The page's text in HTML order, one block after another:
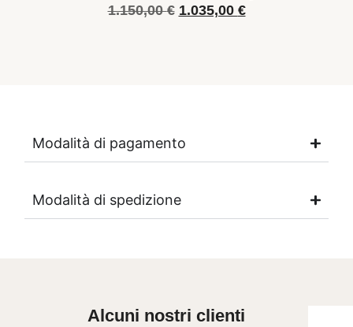
1.150,00€ 1.035,00 €
Modalità di pagamento
Modalità di spedizione
Alcuni nostri clienti